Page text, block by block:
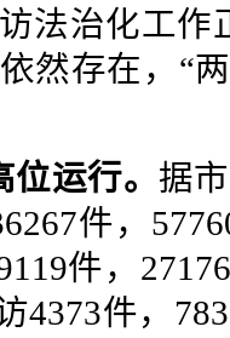
法治化工作
然存在，“
运行。 据
件，
件，
4373件，